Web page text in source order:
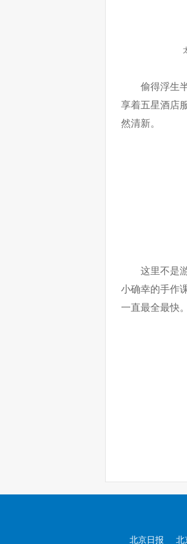
偷得浮生
享着五星酒店
然清新。
这里不是
小确幸的手作
一直最全最快。
北京日报 北